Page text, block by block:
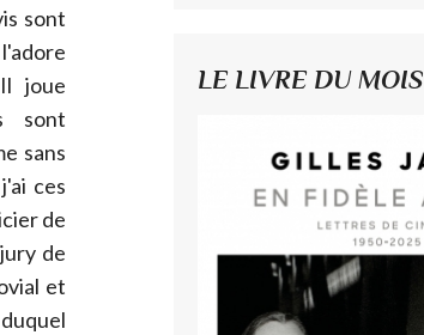
sont
joue
sont
sans
ces
de
de
et
LE LIVRE DU MOIS